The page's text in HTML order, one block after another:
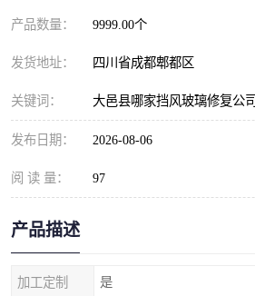
产品数量： 9999.00个
发货地址： 四川省成都郫都区
关键词： 大邑县哪家挡风玻璃修复公司
发布日期： 2026-08-06
阅 读 量： 97
产品描述
加工定制 是